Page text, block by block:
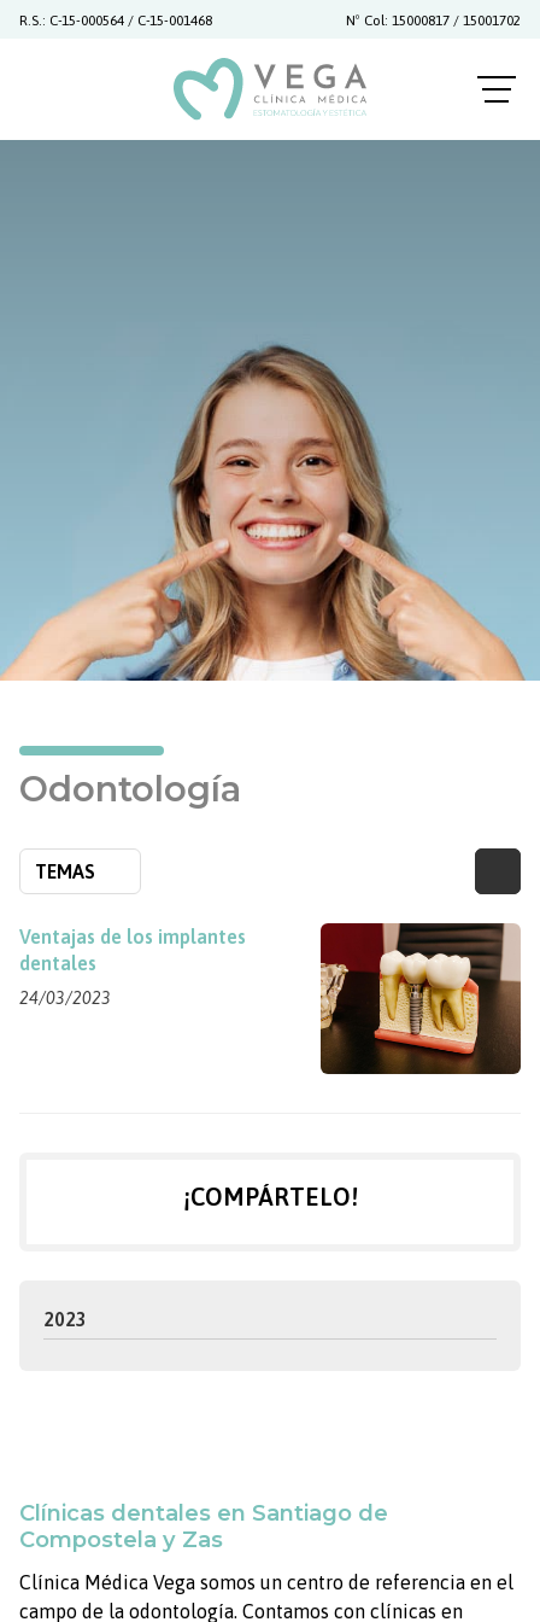
R.S.: C-15-000564 / C-15-001468 Nº Col: 15000817 / 15001702
Odontología
TEMAS
Ventajas de los implantes
dentales
24/03/2023
¡COMPÁRTELO!
2023
Clínicas dentales en Santiago de
Compostela y Zas
Clínica Médica Vega somos un centro de referencia en el
campo de la odontología. Contamos con clínicas en